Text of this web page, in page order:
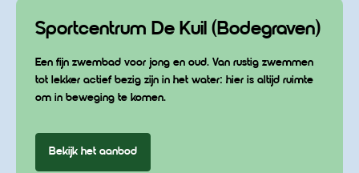
Sportcentrum De Kuil (Bodegraven)
Een fijn zwembad voor jong en oud. Van rustig zwemmen
tot lekker actief bezig zijn in het water: hier is altijd ruimte
om in beweging te komen.
Bekijk het aanbod